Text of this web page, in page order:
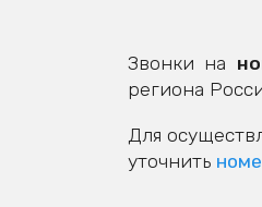
Звонки на
региона
Для
уточнить